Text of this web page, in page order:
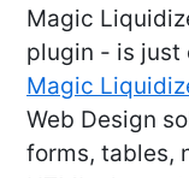
Magic
plugin - is just
Magic
Web Design
forms, tables,